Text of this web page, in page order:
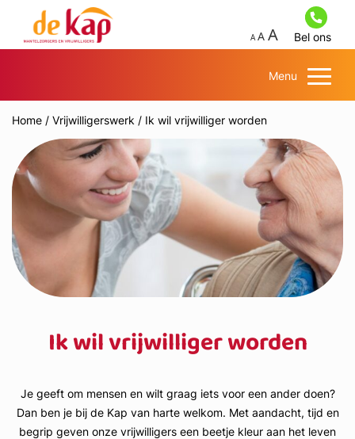
Bel ons
Menu
Home / Vrijwilligerswerk / Ik wil vrijwilliger worden
Ik wil vrijwilliger worden
Je geeft om mensen en wilt graag iets voor een ander doen?
Dan ben je bij de Kap van harte welkom. Met aandacht, tijd en
begrip geven onze vrijwilligers een beetje kleur aan het leven